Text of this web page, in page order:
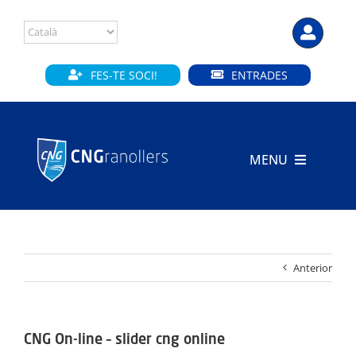
content
FES-TE SOCI! ENTRADES
MENU
SECCIONS
Anterior
CNG On-line – slider cng online